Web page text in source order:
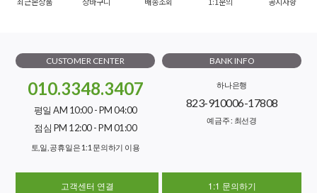
CUSTOMER CENTER
010.3348.3407
평일 AM 10:00 - PM 04:00
점심 PM 12:00 - PM 01:00
토,일, 공휴일은 1:1 문의하기 이용
BANK INFO
하나은행
823-910006-17808
예금주 : 최선경
고객센터 연결 1:1 문의하기